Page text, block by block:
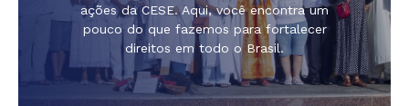
ações da CESE. Aqui, você encontra um
pouco do que fazemos para fortalecer
direitos em todo o Brasil.